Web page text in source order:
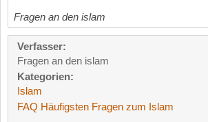
Fragen an den islam
Verfasser:
Fragen an den islam
Kategorien:
Islam
FAQ Häufigsten Fragen zum Islam